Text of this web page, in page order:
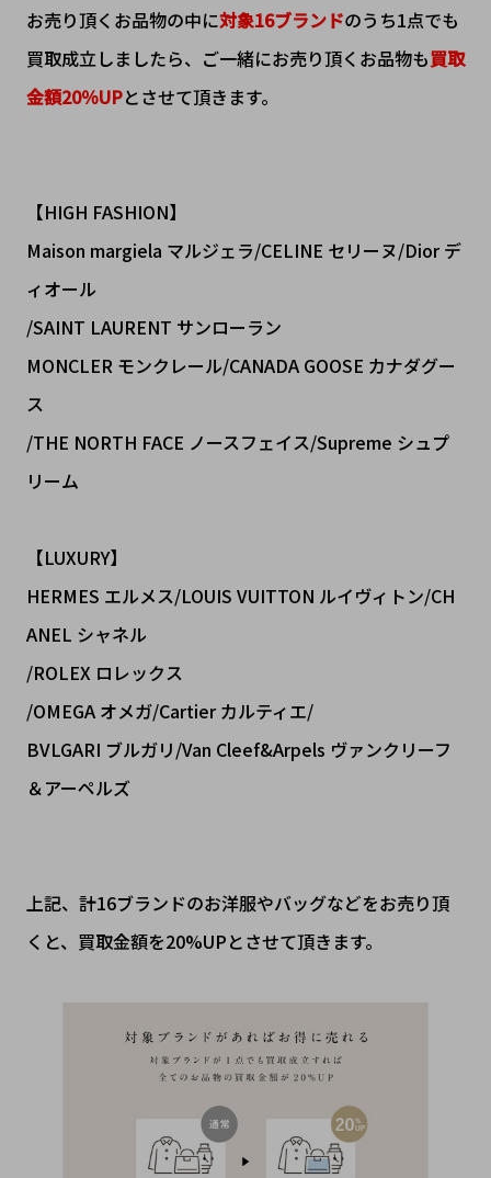
お売り頂くお品物の中に対象16ブランドのうち1点でも
買取成立しましたら、ご一緒にお売り頂くお品物も買取
金額20％UPとさせて頂きます。
【HIGH FASHION】
Maison margiela マルジェラ/CELINE セリーヌ/Dior デ
ィオール
/SAINT LAURENT サンローラン
MONCLER モンクレール/CANADA GOOSE カナダグー
ス
/THE NORTH FACE ノースフェイス/Supreme シュプ
リーム
【LUXURY】
HERMES エルメス/LOUIS VUITTON ルイヴィトン/CH
ANEL シャネル
/ROLEX ロレックス
/OMEGA オメガ/Cartier カルティエ/
BVLGARI ブルガリ/Van Cleef&Arpels ヴァンクリーフ
＆アーペルズ
上記、計16ブランドのお洋服やバッグなどをお売り頂
くと、買取金額を20%UPとさせて頂きます。